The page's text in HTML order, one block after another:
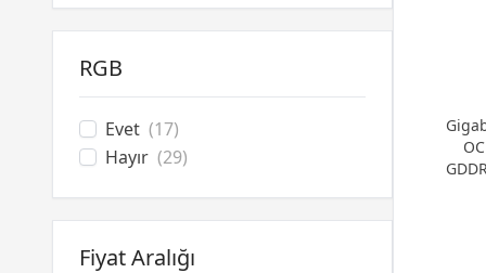
GT 240 (1)
GT 220 (2)
G 210
RGB
Evet (17)
Hayır (29)
Fiyat Aralığı